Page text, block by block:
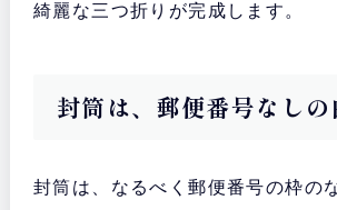
綺麗な三つ折りが完成します。
封筒は、郵便番号なし
封筒は、なるべく郵便番号の枠の